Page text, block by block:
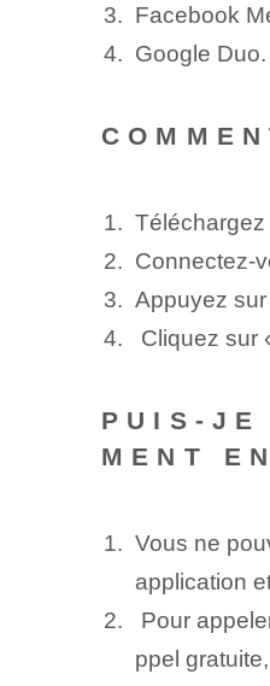
Facebook
Google Duo.
Connectez-
Appuyez
Cliquez sur
PUIS-JE
MENT
Vous ne
application
Pour
ppel